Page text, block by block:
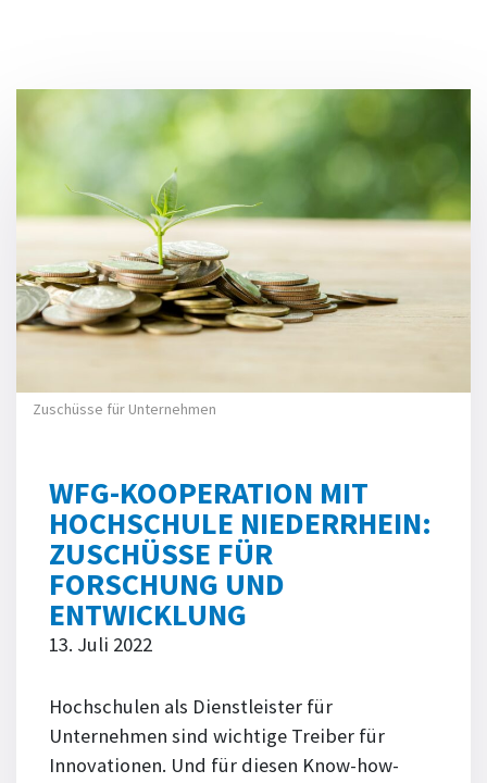
Zuschüsse für Unternehmen
WFG-KOOPERATION MIT
HOCHSCHULE NIEDERRHEIN:
ZUSCHÜSSE FÜR
FORSCHUNG UND
ENTWICKLUNG
13. Juli 2022
Hochschulen als Dienstleister für
Unternehmen sind wichtige Treiber für
Innovationen. Und für diesen Know-how-